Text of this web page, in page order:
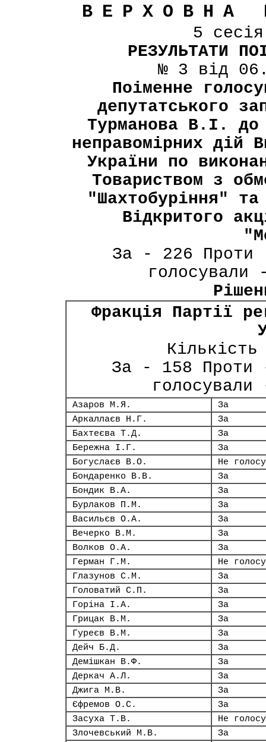
ВЕРХОВНА
5
РЕЗУЛЬТАТИ
№ 3 від
Поіменне
депутатського
Турманова В.І. до
неправомірних дій
України по
Товариством з
"Шахтобуріння" та
Відкритого
За - 226 Проти
Фракція Партії
За - 158 Проти
Азаров М.Я.
За
Аркаллаєв Н.Г.
За
Бахтеєва Т.Д.
За
Бережна І.Г.
За
Богуслаєв В.О.
Не
Бондаренко В.В.
За
Бондик В.А.
За
Бурлаков П.М.
За
Васильєв О.А.
За
Вечерко В.М.
За
Волков О.А.
За
Герман Г.М.
Не
Глазунов С.М.
За
Головатий С.П.
За
Горіна І.А.
За
Грицак В.М.
За
Гуреєв В.М.
За
Дейч Б.Д.
За
Демішкан В.Ф.
За
Деркач А.Л.
За
Джига М.В.
За
Єфремов О.С.
За
Засуха Т.В.
Не
Злочевський М.В.
За